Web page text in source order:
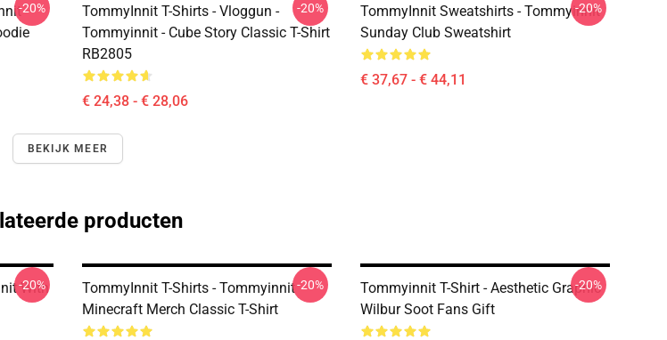
-20%
TommyInnit T-Shirts - Vloggun -
Tommyinnit - Cube Story Classic T-Shirt
RB2805
€ 24,38 - € 28,06
-20%
TommyInnit Sweatshirts - Tommyinnit
Sunday Club Sweatshirt
€ 37,67 - € 44,11
-20%
BEKIJK MEER
producten
With
-20%
TommyInnit T-Shirts - Tommyinnit
Minecraft Merch Classic T-Shirt
-20%
Tommyinnit T-Shirt - Aesthetic Graphic
Wilbur Soot Fans Gift
-20%